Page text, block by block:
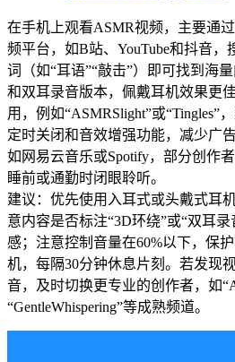
在手机上观看ASMR视频，主要通
频平台，如B站、YouTube和抖音，
词（如“耳语”“敲击”）即可找到海
和双耳录音版本，佩戴耳机效果更
用，例如“ASMRSlight”或“Tingles”
定时关闭和音效增强功能，减少广
如网易云音乐或Spotify，部分创作
睡前或通勤时闭眼聆听。
建议：优先使用入耳式或头戴式耳
意内容是否标注“3D环绕”或“双耳
感；注意控制音量在60%以下，保
机，每隔30分钟休息片刻。若发现
音，及时切换更专业的创作者，如
“GentleWhispering”等成熟频道。